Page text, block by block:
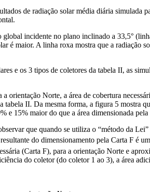
de radiação solar média diária simulada
global incidente no plano inclinado a 33,5°
é maior. A linha roxa mostra que a radiação
e os 3 tipos de coletores da tabela II, as
orientação Norte, a área de cobertura
tabela II. Da mesma forma, a figura 5 mostra
e 15% maior do que a área dimensionada
que quando se utiliza o “método da
do dimensionamento pela Carta F é
(Carta F), para a orientação Norte e
do coletor (do coletor 1 ao 3), a área